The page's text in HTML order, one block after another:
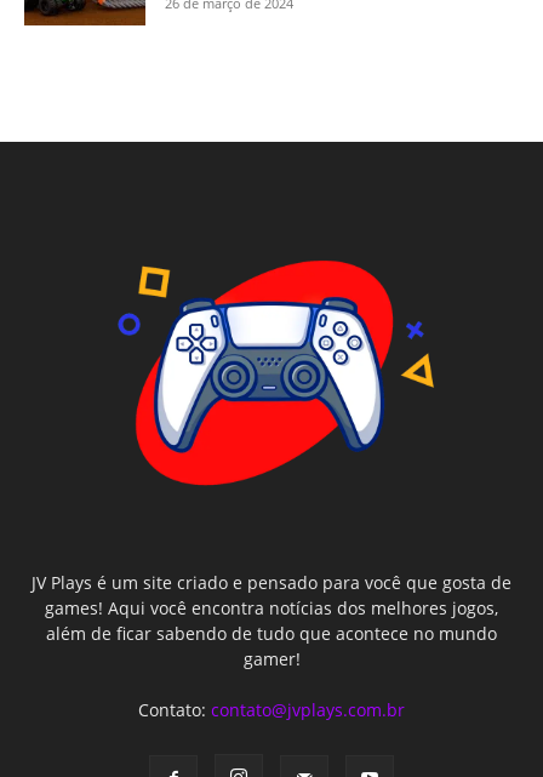
JV Plays é um site criado e pensado para você que gosta de
games! Aqui você encontra notícias dos melhores jogos,
além de ficar sabendo de tudo que acontece no mundo
gamer!
Contato: contato@jvplays.com.br